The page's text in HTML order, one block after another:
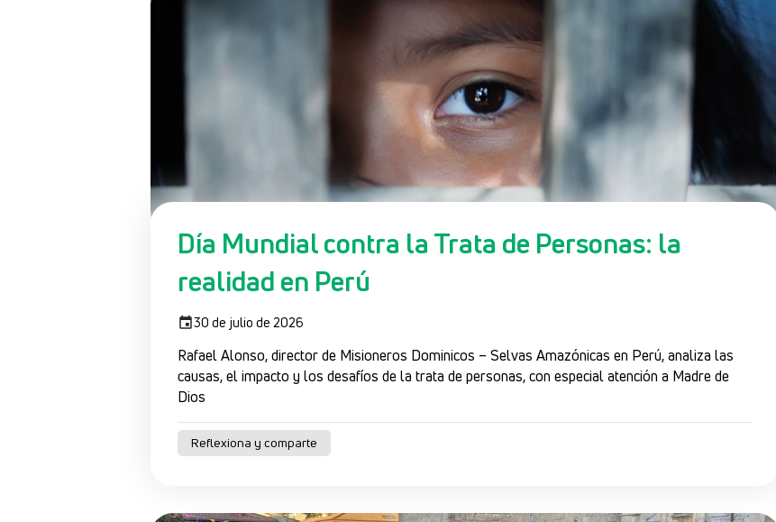
Día Mundial contra la Trata de Personas: la
realidad en Perú
30 de julio de 2026
Rafael Alonso, director de Misioneros Dominicos – Selvas Amazónicas en Perú, analiza las
causas, el impacto y los desafíos de la trata de personas, con especial atención a Madre de
Dios
Reflexiona y comparte